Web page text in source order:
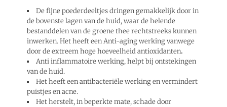
De fijne poederdeeltjes dringen gemakkelijk door in
de bovenste lagen van de huid, waar de helende
bestanddelen van de groene thee rechtstreeks kunnen
inwerken. Het heeft een Anti-aging werking vanwege
door de extreem hoge hoeveelheid antioxidanten.
Anti inflammatoire werking, helpt bij ontstekingen
van de huid.
Het heeft een antibacteriële werking en vermindert
puistjes en acne.
Het herstelt, in beperkte mate, schade door